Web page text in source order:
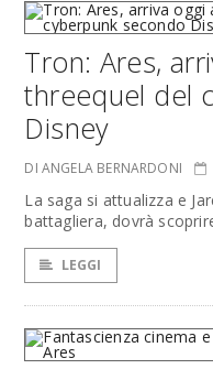
Tron: Ares,
threequel del
Disney
DI ANGELA BERNARDONI
La saga si attualizza e
battagliera, dovrà
LEGGI